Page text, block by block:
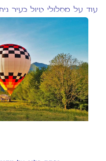
עוד על מסלולי טיול בעיר